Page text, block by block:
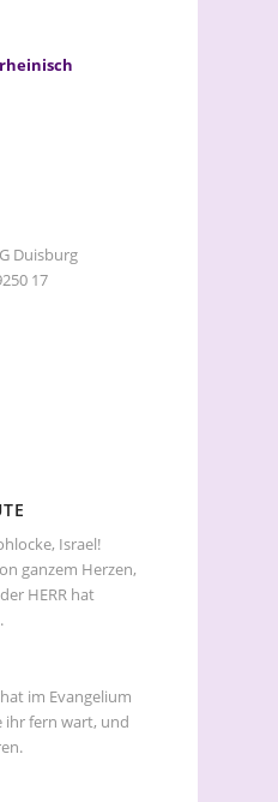
Duisburg
17
Israel!
ganzem Herzen,
HERR hat
im Evangelium
ihr fern wart, und